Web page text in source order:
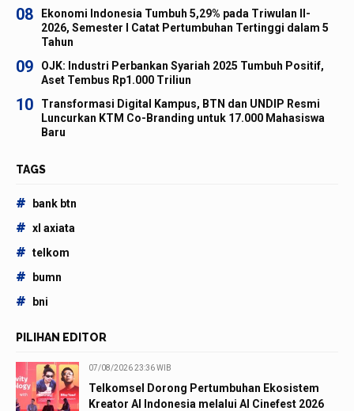
08
Ekonomi Indonesia Tumbuh 5,29% pada Triwulan II-
2026, Semester I Catat Pertumbuhan Tertinggi dalam 5
Tahun
09
OJK: Industri Perbankan Syariah 2025 Tumbuh Positif,
Aset Tembus Rp1.000 Triliun
10
Transformasi Digital Kampus, BTN dan UNDIP Resmi
Luncurkan KTM Co-Branding untuk 17.000 Mahasiswa
Baru
TAGS
# bank btn
# xl axiata
# telkom
# bumn
# bni
PILIHAN EDITOR
07/08/2026 23:36 WIB
Telkomsel Dorong Pertumbuhan Ekosistem
Kreator AI Indonesia melalui AI Cinefest 2026